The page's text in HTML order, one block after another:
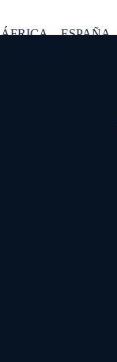
ÁFRICA ESPAÑA